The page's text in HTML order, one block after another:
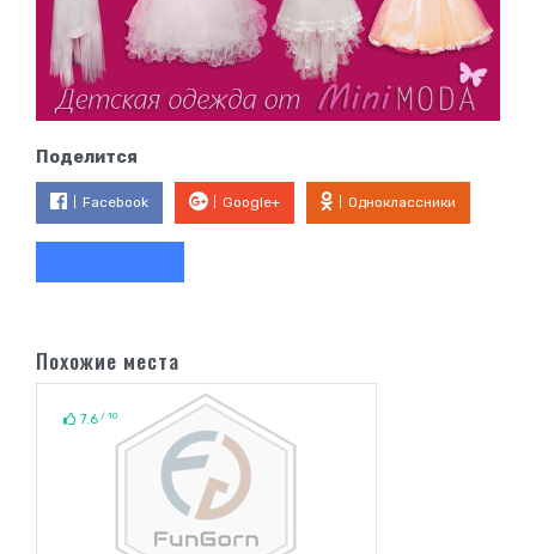
Поделится
Facebook Google+ Одноклассники
Похожие места
7.6 / 10